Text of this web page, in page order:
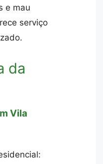
e mau
serviço
da
Vila